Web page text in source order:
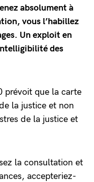
absolument à
vous l’habillez
Un exploit en
des
prévoit que la carte
la justice et non
de la justice et
la consultation et
accepteriez-